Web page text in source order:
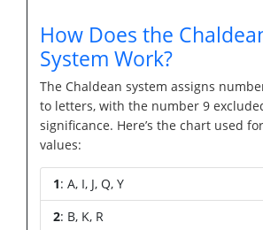
How Does the
System Work?
The Chaldean system assigns
to letters, with the number 9
significance. Here’s the chart used
values:
1: A, I, J, Q, Y
2: B, K, R